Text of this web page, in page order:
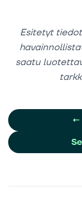
Esitetyt
saatu
←